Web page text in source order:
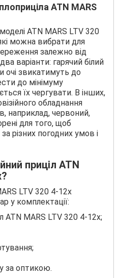
ATN MARS
ATN MARS LTV 320
можна вибрати для
залежно від
варіанти: гарячий білий
очі звикатимуть до
до мінімуму
їх чергувати. В інших,
обладнання
наприклад, червоний,
для того, щоб
різних погодних умов і
приціл ATN
LTV 320 4-12x
у комплектації:
ATN MARS LTV 320 4-12x;
за оптикою.